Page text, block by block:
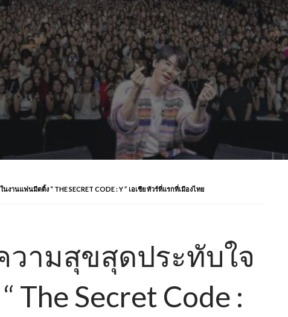
านแฟนมีตติ้ง “ THE SECRET CODE : Y ” เอเชีย ทัวร์ที่แรกที่เมืองไทย
วามสุขสุดประทับใจ
Secret Code :